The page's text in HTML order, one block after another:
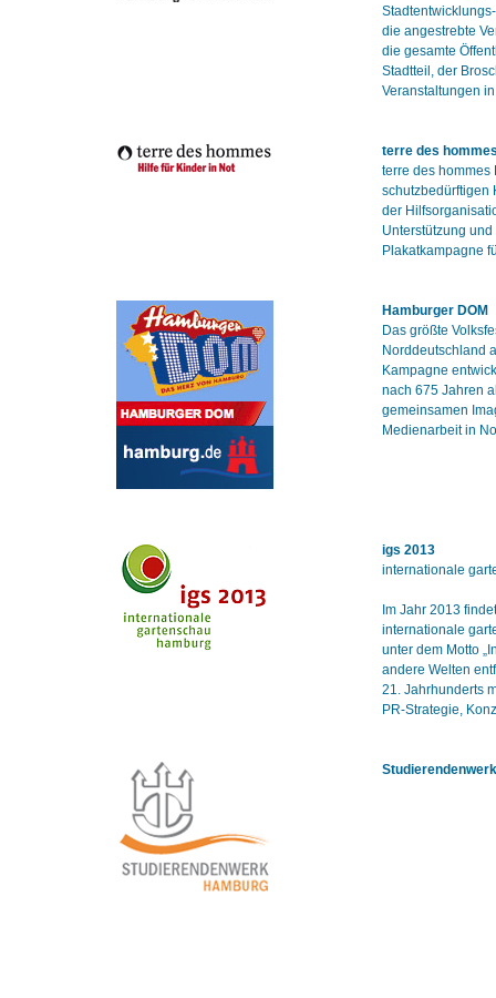
die angestrebte
die gesamte
Stadtteil, der
Veranstaltungen
terre des
terre des hommes
schutzbedürftigen
der
Unterstützung
Plakatkampagne
Hamburger DOM
Das größte
Norddeutschland
Kampagne
nach 675 Jahren
gemeinsamen
Medienarbeit in
igs 2013
internationale
Im Jahr 2013
internationale
unter dem Motto
andere Welten
21. Jahrhunderts
PR-Strategie,